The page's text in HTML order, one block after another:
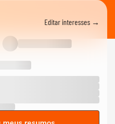
Editar interesses →